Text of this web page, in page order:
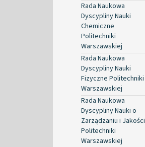
Rada Naukowa
Dyscypliny Nauki
Chemiczne
Politechniki
Warszawskiej
Rada Naukowa
Dyscypliny Nauki
Fizyczne Politechniki
Warszawskiej
Rada Naukowa
Dyscypliny Nauki o
Zarządzaniu i Jakości
Politechniki
Warszawskiej